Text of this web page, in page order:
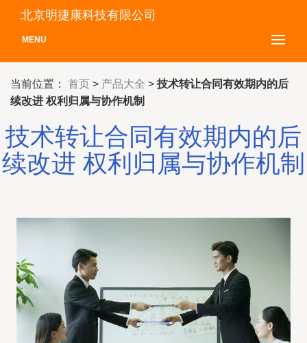
北京明捷康科技有限公司
MENU
当前位置： 首页 > 产品大全 > 技术转让合同有效期内的后
续改进 权利归属与协作机制
技术转让合同有效期内的后
续改进 权利归属与协作机制